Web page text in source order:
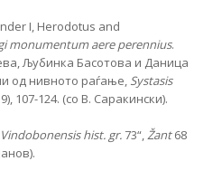
I, Herodotus and
monumentum aere perennius.
Љубинка Басотова и Даница
од нивното раѓање, Systasis
107-124. (со В. Саракински).
hist. gr.73“,Žant68